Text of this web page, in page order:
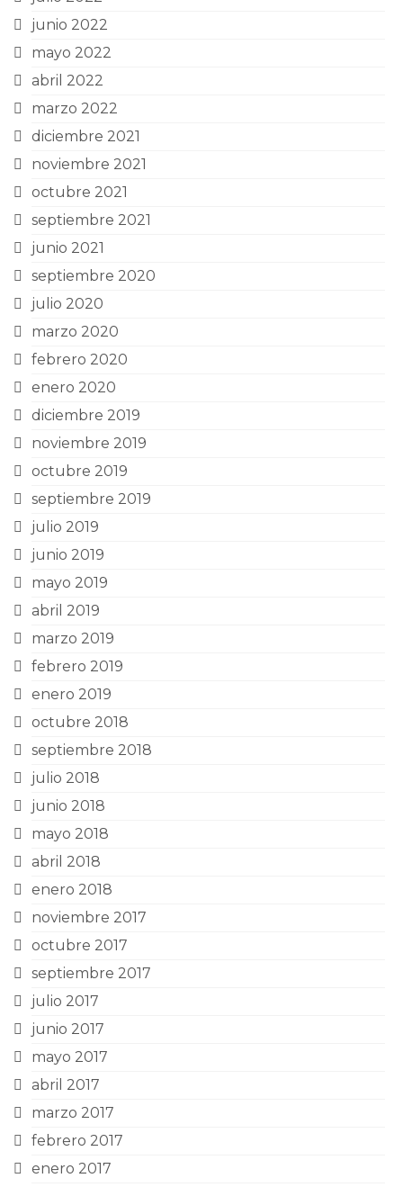
junio 2022
mayo 2022
abril 2022
marzo 2022
diciembre 2021
noviembre 2021
octubre 2021
septiembre 2021
junio 2021
septiembre 2020
julio 2020
marzo 2020
febrero 2020
enero 2020
diciembre 2019
noviembre 2019
octubre 2019
septiembre 2019
julio 2019
junio 2019
mayo 2019
abril 2019
marzo 2019
febrero 2019
enero 2019
octubre 2018
septiembre 2018
julio 2018
junio 2018
mayo 2018
abril 2018
enero 2018
noviembre 2017
octubre 2017
septiembre 2017
julio 2017
junio 2017
mayo 2017
abril 2017
marzo 2017
febrero 2017
enero 2017